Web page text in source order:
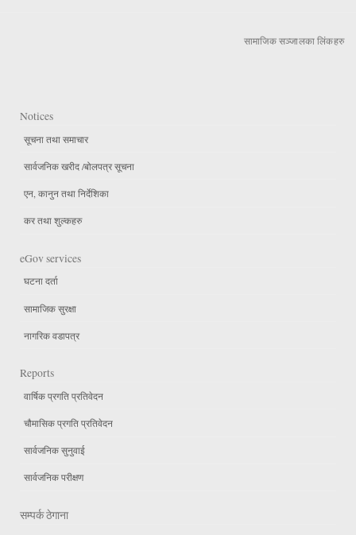
सामाजिक सञ्जालका लिंकहरु
Notices
सूचना तथा समाचार
सार्वजनिक खरीद /बोलपत्र सूचना
एन, कानुन तथा निर्देशिका
कर तथा शुल्कहरु
eGov services
घटना दर्ता
सामाजिक सुरक्षा
नागरिक वडापत्र
Reports
वार्षिक प्रगति प्रतिवेदन
चौमासिक प्रगति प्रतिवेदन
सार्वजनिक सुनुवाई
सार्वजनिक परीक्षण
सम्पर्क ठेगाना